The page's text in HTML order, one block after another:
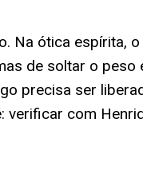
Na ótica espírita,
de soltar o peso
precisa ser
com